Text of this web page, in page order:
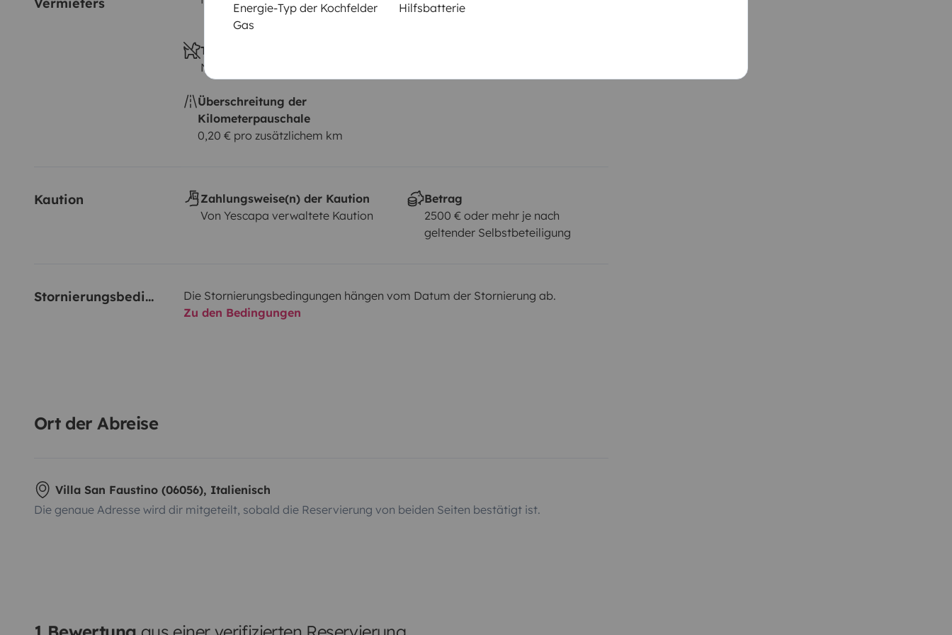
Energie-Typ der Kochfelder
Gas
Hilfsbatterie
B-Klasse
Tiere erlaubt
Nicht erlaubt
Überschreitung der
Kilometerpauschale
0,20 € pro zusätzlichem km
Kaution
Zahlungsweise(n) der Kaution
Von Yescapa verwaltete Kaution
Betrag
2500 € oder mehr je nach
geltender Selbstbeteiligung
Stornierungsbedingungen
Die Stornierungsbedingungen hängen vom Datum der Stornierung ab.
Zu den Bedingungen
Ort der Abreise
Villa San Faustino (06056), Italienisch
Die genaue Adresse wird dir mitgeteilt, sobald die Reservierung von beiden Seiten bestätigt ist.